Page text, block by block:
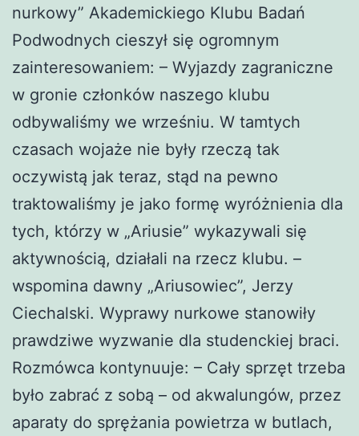
nurkowy” Akademickiego Klubu Badań
Podwodnych cieszył się ogromnym
zainteresowaniem: – Wyjazdy zagraniczne
w gronie członków naszego klubu
odbywaliśmy we wrześniu. W tamtych
czasach wojaże nie były rzeczą tak
oczywistą jak teraz, stąd na pewno
traktowaliśmy je jako formę wyróżnienia dla
tych, którzy w „Ariusie” wykazywali się
aktywnością, działali na rzecz klubu. –
wspomina dawny „Ariusowiec”, Jerzy
Ciechalski. Wyprawy nurkowe stanowiły
prawdziwe wyzwanie dla studenckiej braci.
Rozmówca kontynuuje: – Cały sprzęt trzeba
było zabrać z sobą – od akwalungów, przez
aparaty do sprężania powietrza w butlach,